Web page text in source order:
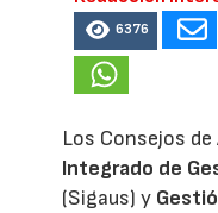
6376
Los Consejos
Integrado de
(Sigaus) y